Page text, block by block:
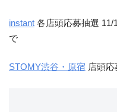
instant 各店頭応募抽選 11/
で
STOMY渋谷・原宿 店頭応